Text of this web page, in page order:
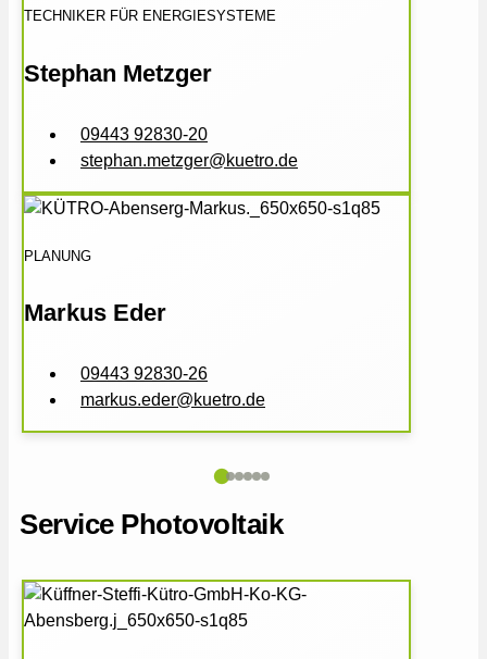
TECHNIKER FÜR ENERGIESYSTEME
Stephan Metzger
09443 92830-20
stephan.metzger@kuetro.de
PLANUNG
Markus Eder
09443 92830-26
markus.eder@kuetro.de
Service Photovoltaik